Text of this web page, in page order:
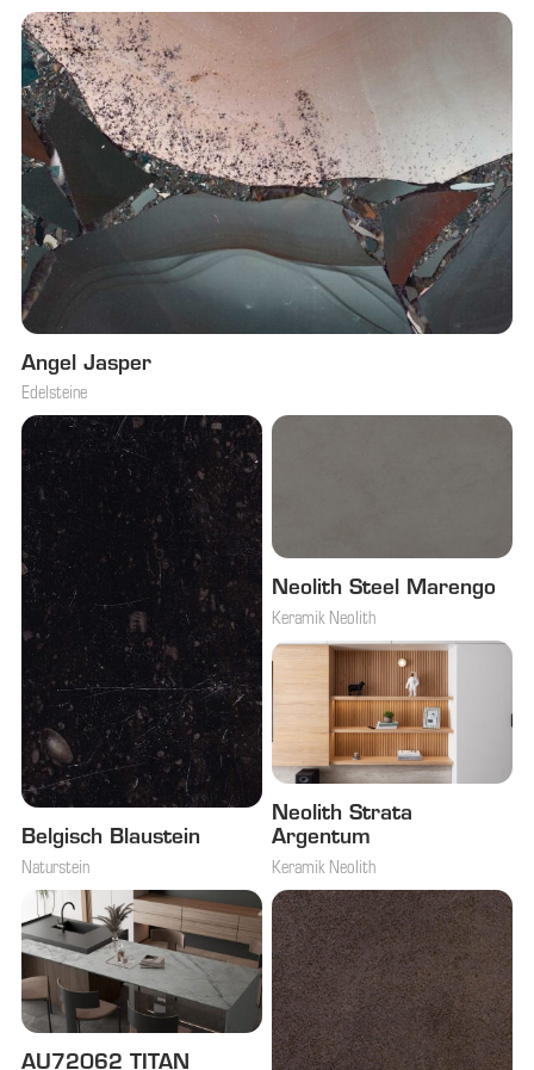
Angel Jasper
Edelsteine
Belgisch Blaustein
Naturstein
Neolith Steel Marengo
Keramik Neolith
Neolith Strata
Argentum
Keramik Neolith
AU72062 TITAN